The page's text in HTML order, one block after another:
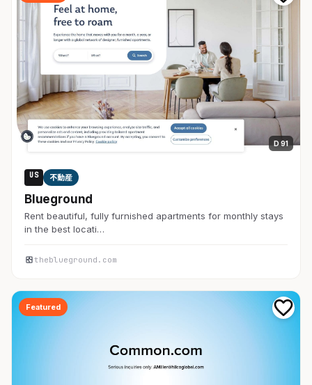
D 91
US 不動産
Blueground
Rent beautiful, fully furnished apartments for monthly stays
in the best locati…
theblueground.com
Featured